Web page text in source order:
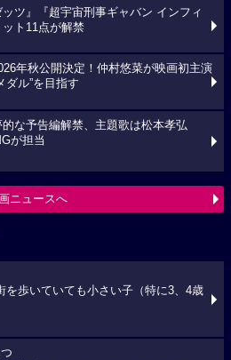
ッツ』『超宇宙刑事ギャバン インフィ
ト11点が解禁
年秋公開決定！仲村悠菜が映画初主演
ダル”を目指す
的な予告編解禁、主題歌は松本孝弘
が担当
ニュースへ
を歩いていても小さい子（特に3、4歳